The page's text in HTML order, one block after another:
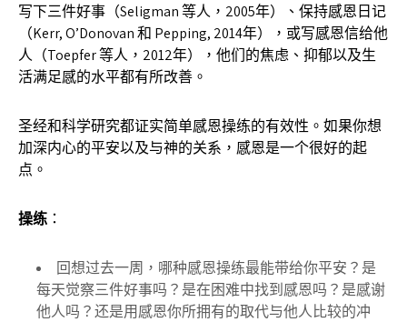
写下三件好事（Seligman 等人，2005年）、保持感恩日记
（Kerr, O’Donovan 和 Pepping, 2014年），或写感恩信给他
人（Toepfer 等人，2012年），他们的焦虑、抑郁以及生
活满足感的水平都有所改善。
圣经和科学研究都证实简单感恩操练的有效性。如果你想
加深内心的平安以及与神的关系，感恩是一个很好的起
点。
操练 ：
回想过去一周，哪种感恩操练最能带给你平安？是
每天觉察三件好事吗？是在困难中找到感恩吗？是感谢
他人吗？还是用感恩你所拥有的取代与他人比较的冲